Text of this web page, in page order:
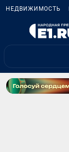
НЕДВИЖИМОСТЬ